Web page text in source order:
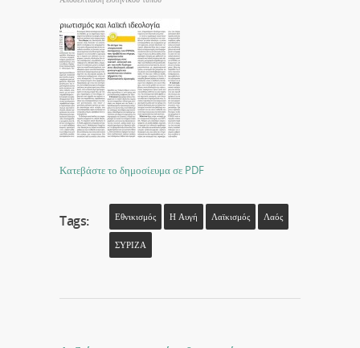
Κατεβάστε το δημοσίευμα σε PDF
Tags: Εθνικισμός Η Αυγή Λαϊκισμός Λαός
ΣΥΡΙΖΑ